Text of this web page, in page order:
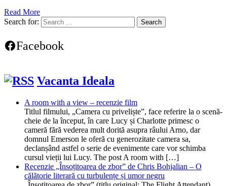
Read More
Search for:
Facebook
Vacanta Ideala
A room with a view – recenzie film
Titlul filmului, „Camera cu priveliște”, face referire la o scenă-
cheie de la început, în care Lucy și Charlotte primesc o
cameră fără vederea mult dorită asupra râului Arno, dar
domnul Emerson le oferă cu generozitate camera sa,
declanșând astfel o serie de evenimente care vor schimba
cursul vieții lui Lucy. The post A room with […]
Recenzie „Însoțitoarea de zbor” de Chris Bohjalian – O
călătorie literară cu turbulențe și umor negru